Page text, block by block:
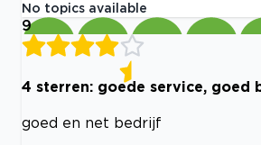
No topics available
9
4 sterren: goede service, goed
goed en net bedrijf